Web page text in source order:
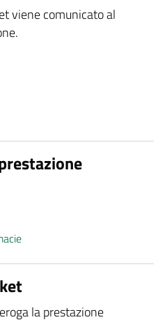
viene comunicato al
la prestazione